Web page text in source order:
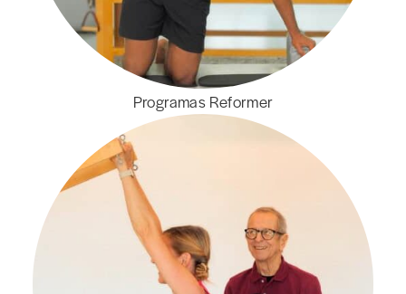
Programas Reformer